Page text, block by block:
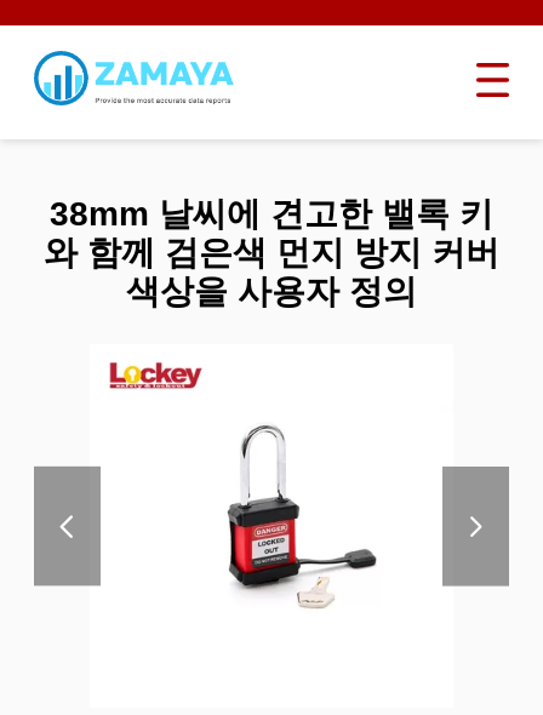
38mm 날씨에 견고한 밸록 키
와 함께 검은색 먼지 방지 커버
색상을 사용자 정의